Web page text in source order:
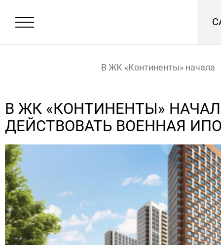
В ЖК «Континенты» начала
В ЖК «КОНТИНЕНТЫ»
ДЕЙСТВОВАТЬ ВОЕННАЯ